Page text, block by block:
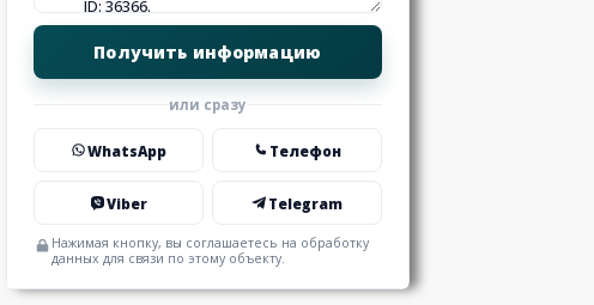
или сразу
WhatsApp Телефон
Viber Telegram
Нажимая кнопку, вы соглашаетесь на обработку
данных для связи по этому объекту.